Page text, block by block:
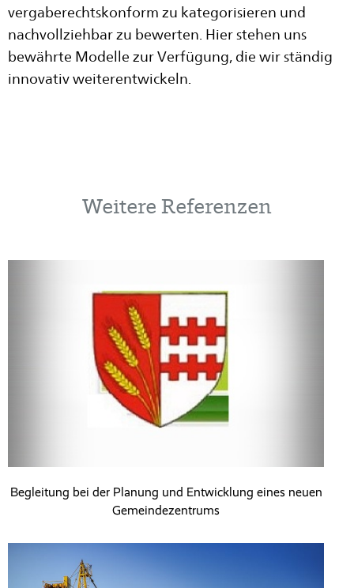
vergaberechtskonform zu kategorisieren und
nachvollziehbar zu bewerten. Hier stehen uns
bewährte Modelle zur Verfügung, die wir ständig
innovativ weiterentwickeln.
Weitere Referenzen
Begleitung bei der Planung und Entwicklung eines neuen
Gemeindezentrums